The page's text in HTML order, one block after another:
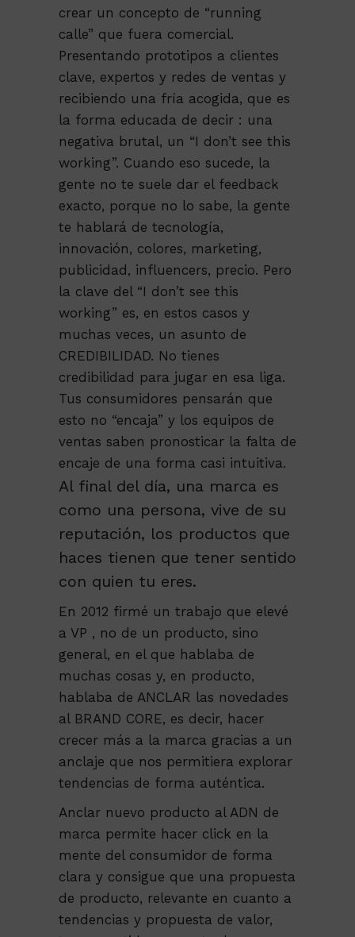
crear un concepto de “running
calle” que fuera comercial.
Presentando prototipos a clientes
clave, expertos y redes de ventas y
recibiendo una fría acogida, que es
la forma educada de decir : una
negativa brutal, un “I don’t see this
working”. Cuando eso sucede, la
gente no te suele dar el feedback
exacto, porque no lo sabe, la gente
te hablará de tecnología,
innovación, colores, marketing,
publicidad, influencers, precio. Pero
la clave del “I don’t see this
working” es, en estos casos y
muchas veces, un asunto de
CREDIBILIDAD. No tienes
credibilidad para jugar en esa liga.
Tus consumidores pensarán que
esto no “encaja” y los equipos de
ventas saben pronosticar la falta de
encaje de una forma casi intuitiva.
Al final del día, una marca es
como una persona, vive de su
reputación, los productos que
haces tienen que tener sentido
con quien tu eres.
En 2012 firmé un trabajo que elevé
a VP , no de un producto, sino
general, en el que hablaba de
muchas cosas y, en producto,
hablaba de ANCLAR las novedades
al BRAND CORE, es decir, hacer
crecer más a la marca gracias a un
anclaje que nos permitiera explorar
tendencias de forma auténtica.
Anclar nuevo producto al ADN de
marca permite hacer click en la
mente del consumidor de forma
clara y consigue que una propuesta
de producto, relevante en cuanto a
tendencias y propuesta de valor,